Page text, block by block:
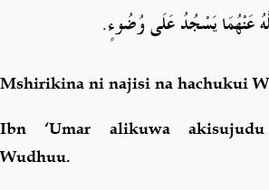
عَنْهُمَا يَسْجُدُ عَلَى وُضُوءٍ.
Mshirikina ni najisi na hachukui
Ibn ‘Umar alikuwa
Wudhuu.